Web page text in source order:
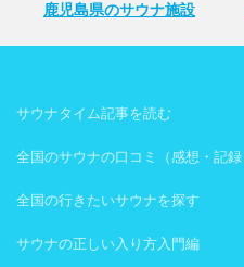
鹿児島県のサウナ施設
サウナタイム記事を読む
全国のサウナの口コミ（感想・記
全国の行きたいサウナを探す
サウナの正しい入り方入門編